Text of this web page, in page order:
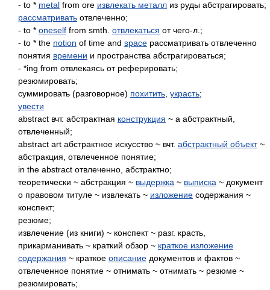
- to * metal from ore извлекать металл из руды абстрагировать;
рассматривать отвлеченно;
- to * oneself from smth. отвлекаться от чего-л.;
- to * the notion of time and space рассматривать отвлеченно
понятия времени и пространства абстрагироваться;
- *ing from отвлекаясь от реферировать;
резюмировать;
суммировать (разговорное) похитить украсть;
увести
abstract вчт. абстрактная конструкция ~ a абстрактный,
отвлеченный;
abstract art абстрактное искусство ~ вчт. абстрактный объект~
абстракция, отвлеченное понятие;
in the abstract отвлеченно, абстрактно;
теоретически ~ абстракция ~ выдержка ~ выписка ~ документ
о правовом титуле ~ извлекать ~ изложение содержания ~
конспект;
резюме;
извлечение (из книги) ~ конспект ~ разг. красть,
прикарманивать ~ краткий обзор ~ краткое изложение
содержания ~ краткое описание документов и фактов ~
отвлеченное понятие ~ отнимать ~ отнимать ~ резюме ~
резюмировать;